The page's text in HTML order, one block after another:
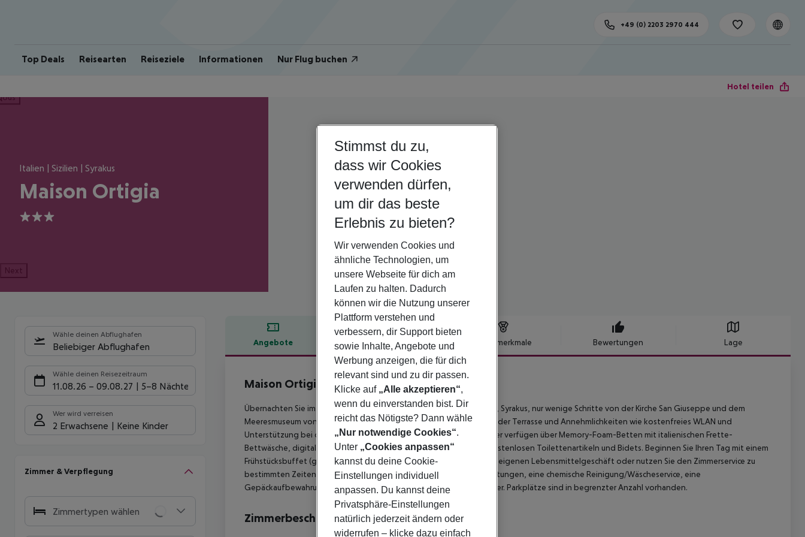
Top Deals Reisearten Reiseziele Informationen Nur Flug buchen
+49 (0) 2203 2970 444
Hotel teilen
Italien | Sizilien | Syrakus
Maison Ortigia
3
Next
Wähle deinen Abflughafen
Beliebiger Abflughafen
Wähle deinen Reisezeitraum
11.08.26 – 09.08.27 5-8 Nächte
Wer wird verreisen
2 Erwachsene Keine Kinder
Zimmer & Verpflegung
Zimmertypen wählen
Angebote Hotelbeschreibung Hotelmerkmale Bewertungen Lage
Hotelbeschreibung
Maison Ortigia
Übernachten Sie im Gästehaus Maison Ortigia im Herzen von Ortigia, Syrakus, nur wenige Schritte von der Kirche San Giuseppe und dem
Meeresmuseum von Syrakus entfernt. Genießen Sie die Aussicht von der Terrasse und Annehmlichkeiten wie kostenfreies WLAN und
Unterstützung bei der Touren-/Ticketbuchung. Die fünf Gästezimmer verfügen über Memory-Foam-Betten mit italienischen Frette-
Bettwäsche, digitales Programm und ein eigenes Bad mit Dusche, kostenlosen Toilettenartikeln und Bidets. Beginnen Sie Ihren Tag mit einem
Frühstücksbuffet (gegen Gebühr), holen Sie sich einen Imbiss im hauseigenen Lebensmittelgeschäft oder nutzen Sie den Zimmerservice zu
bestimmten Zeiten. Das Gästehaus bietet außerdem kostenlose Zeitungen, eine chemische Reinigung/Wäscheservice, eine
Gepäckaufbewahrung und einen kostenpflichtigen Flughafentransfer. Parkplätze sind in begrenzter Anzahl vorhanden.
Zimmerbeschreibung
Stimmst du zu,
dass wir Cookies
verwenden dürfen,
um dir das beste
Erlebnis zu bieten?
Wir verwenden Cookies und
ähnliche Technologien, um
unsere Webseite für dich am
Laufen zu halten. Dadurch
können wir die Nutzung unserer
Plattform verstehen und
verbessern, dir Support bieten
sowie Inhalte, Angebote und
Werbung anzeigen, die für dich
relevant sind und zu dir passen.
Klicke auf „Alle akzeptieren“,
wenn du einverstanden bist. Dir
reicht das Nötigste? Dann wähle
„Nur notwendige Cookies“.
Unter „Cookies anpassen“
kannst du deine Cookie-
Einstellungen individuell
anpassen. Du kannst deine
Privatsphäre-Einstellungen
natürlich jederzeit ändern oder
widerrufen – klicke dazu einfach